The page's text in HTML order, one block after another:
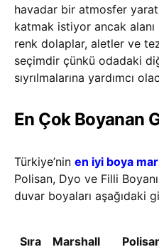
havadar bir atmosfer
katmak istiyor ancak
renk dolaplar, aletler ve
seçimdir çünkü odadaki
sıyrılmalarına yardımcı
En Çok Boyanan
Türkiye’nin en iyi boya
Polisan, Dyo ve Filli
duvar boyaları aşağıdaki
Sıra Marshall